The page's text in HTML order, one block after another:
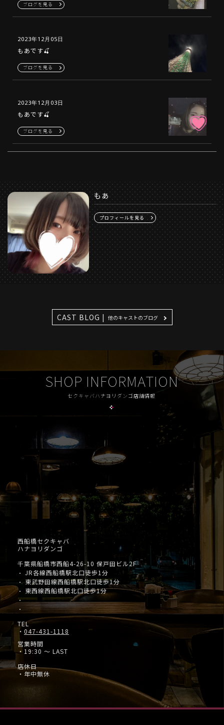
ブログを見る
2023年12月05日
もあです🍒
ブログを見る
2023年12月03日
もあです🍒
ブログを見る
もあ
プロフィールを見る
CAST BLOG | 他のキャストのブログ
SHOP INFORMATION
セクキャバハナヨリダンゴ店舗情報
西船橋セクキャバ
ハナヨリダンゴ
千葉県船橋市西船4-26-10 保戸田ビル2F
・ JR各線西船橋駅北口徒歩1分
・東武野田線西船橋駅北口徒歩1分
・ 東西線西船橋駅北口徒歩1分
・
・
TEL
・ 047-431-1118
営業時間
・19:30 ～ LAST
店休日
・年中無休